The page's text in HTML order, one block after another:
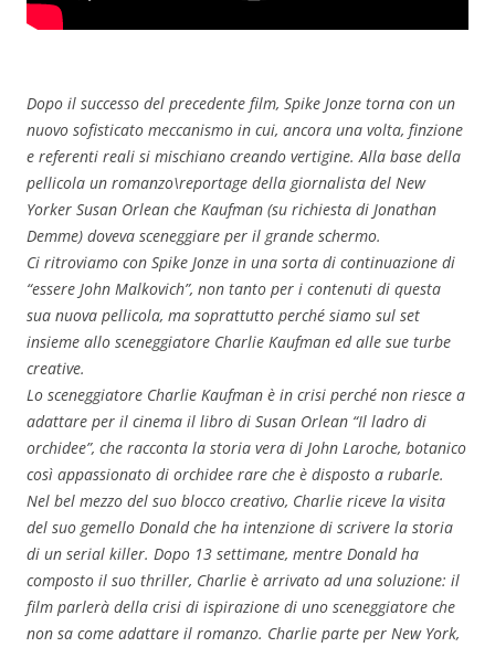
Dopo il successo del precedente film, Spike Jonze torna con un
nuovo sofisticato meccanismo in cui, ancora una volta, finzione
e referenti reali si mischiano creando vertigine. Alla base della
pellicola un romanzo\reportage della giornalista del New
Yorker Susan Orlean che Kaufman (su richiesta di Jonathan
Demme) doveva sceneggiare per il grande schermo.
Ci ritroviamo con Spike Jonze in una sorta di continuazione di
“essere John Malkovich”, non tanto per i contenuti di questa
sua nuova pellicola, ma soprattutto perché siamo sul set
insieme allo sceneggiatore Charlie Kaufman ed alle sue turbe
creative.
Lo sceneggiatore Charlie Kaufman è in crisi perché non riesce a
adattare per il cinema il libro di Susan Orlean “Il ladro di
orchidee”, che racconta la storia vera di John Laroche, botanico
così appassionato di orchidee rare che è disposto a rubarle.
Nel bel mezzo del suo blocco creativo, Charlie riceve la visita
del suo gemello Donald che ha intenzione di scrivere la storia
di un serial killer. Dopo 13 settimane, mentre Donald ha
composto il suo thriller, Charlie è arrivato ad una soluzione: il
film parlerà della crisi di ispirazione di uno sceneggiatore che
non sa come adattare il romanzo. Charlie parte per New York,